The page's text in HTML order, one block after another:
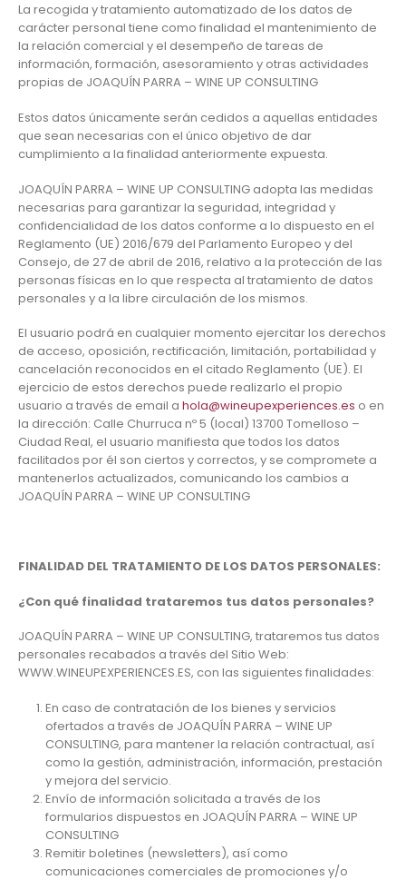
La recogida y tratamiento automatizado de los datos de
carácter personal tiene como finalidad el mantenimiento de
la relación comercial y el desempeño de tareas de
información, formación, asesoramiento y otras actividades
propias de JOAQUÍN PARRA – WINE UP CONSULTING
Estos datos únicamente serán cedidos a aquellas entidades
que sean necesarias con el único objetivo de dar
cumplimiento a la finalidad anteriormente expuesta.
JOAQUÍN PARRA – WINE UP CONSULTING adopta las medidas
necesarias para garantizar la seguridad, integridad y
confidencialidad de los datos conforme a lo dispuesto en el
Reglamento (UE) 2016/679 del Parlamento Europeo y del
Consejo, de 27 de abril de 2016, relativo a la protección de las
personas físicas en lo que respecta al tratamiento de datos
personales y a la libre circulación de los mismos.
El usuario podrá en cualquier momento ejercitar los derechos
de acceso, oposición, rectificación, limitación, portabilidad y
cancelación reconocidos en el citado Reglamento (UE). El
ejercicio de estos derechos puede realizarlo el propio
usuario a través de email a hola@wineupexperiences.es o en
la dirección: Calle Churruca nº 5 (local) 13700 Tomelloso –
Ciudad Real, el usuario manifiesta que todos los datos
facilitados por él son ciertos y correctos, y se compromete a
mantenerlos actualizados, comunicando los cambios a
JOAQUÍN PARRA – WINE UP CONSULTING
FINALIDAD DEL TRATAMIENTO DE LOS DATOS PERSONALES:
¿Con qué finalidad trataremos tus datos personales?
JOAQUÍN PARRA – WINE UP CONSULTING, trataremos tus datos
personales recabados a través del Sitio Web:
WWW.WINEUPEXPERIENCES.ES, con las siguientes finalidades:
En caso de contratación de los bienes y servicios
ofertados a través de JOAQUÍN PARRA – WINE UP
CONSULTING, para mantener la relación contractual, así
como la gestión, administración, información, prestación
y mejora del servicio.
Envío de información solicitada a través de los
formularios dispuestos en JOAQUÍN PARRA – WINE UP
CONSULTING
Remitir boletines (newsletters), así como
comunicaciones comerciales de promociones y/o